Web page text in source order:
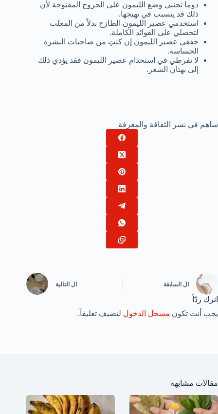
دوما تجنبي وضع الليمون على الجروح المفتوحة لأن
ذلك قد يتسبب في تهيجها.
استخدمي عصير الليمون الطازج بدلاً من المعلب
لتحصلي على الفوائد الكاملة.
خففي عصير الليمون إن كنتِ من صاحبات البشرة
الحساسة.
لا تفرطي في استخدام عصير الليمون فقد يؤدي ذلك
إلى بهتان الشعر.
ساهم في نشر الثقافة والمعرفة
ال السابقة ال التالية
اترك ردّاً
يجب أنت تكون مسجل الدخول لتضيف تعليقاً.
مقالات مشابهة